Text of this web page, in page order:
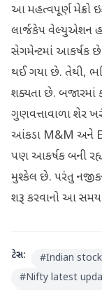
આ મહત્વપૂર્ણ મેક્રો
લાર્જકેપ વેલ્યુએશન
સેગમેન્ટમાં આકર્ષક
થઈ ગયા છે. તેથી,
શક્યતા છે. બજારમાં
ગુણવત્તાવાળા શેર
આંકડા M&M અને
પણ આકર્ષક બની
મુશ્કેલ છે. પરંતુ
શરૂ કરવાનો આ
ટેગ્સ: #Indian
#Nifty latest